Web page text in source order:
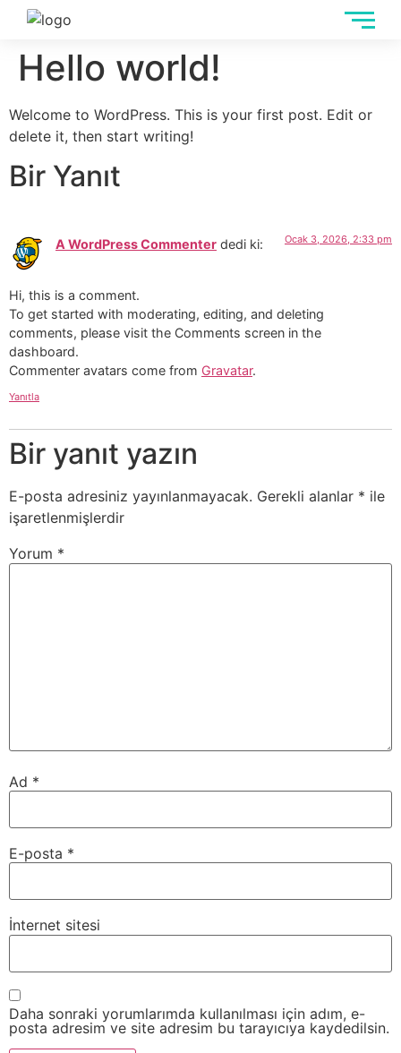
Hello world!
Welcome to WordPress. This is your first post. Edit or
delete it, then start writing!
Bir Yanıt
A WordPress Commenter dedi ki: Ocak 3, 2026, 2:33 pm
Hi, this is a comment.
To get started with moderating, editing, and deleting
comments, please visit the Comments screen in the
dashboard.
Commenter avatars come from Gravatar.
Yanıtla
Bir yanıt yazın
E-posta adresiniz yayınlanmayacak. Gerekli alanlar * ile
işaretlenmişlerdir
Yorum *
Ad *
E-posta *
İnternet sitesi
Daha sonraki yorumlarımda kullanılması için adım, e-
posta adresim ve site adresim bu tarayıcıya kaydedilsin.